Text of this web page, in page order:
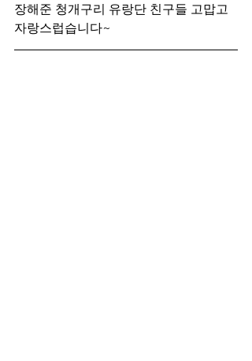
장해준 청개구리 유랑단 친구들 고맙고
자랑스럽습니다~